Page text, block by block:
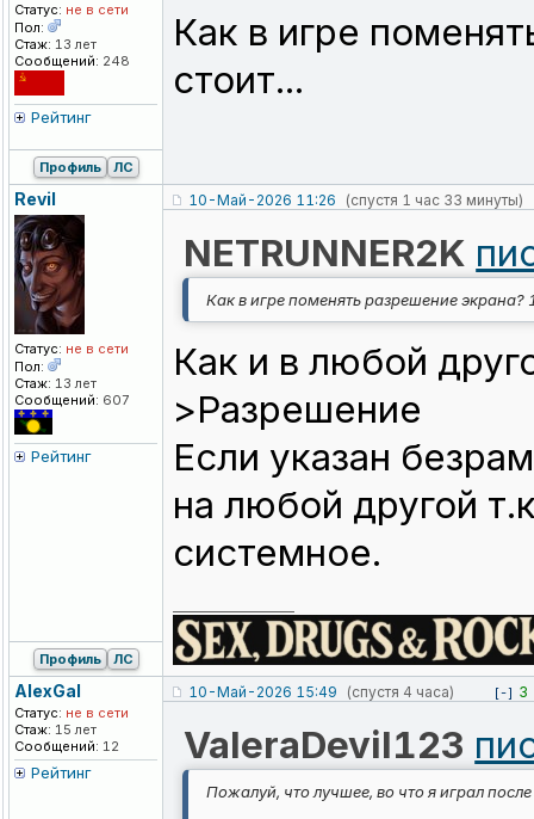
Статус: не в сети
Пол:
Стаж: 13 лет
Сообщений: 248
Рейтинг
Как в игре
стоит...
Профиль ЛС
Revil
Статус: не в сети
Пол:
Стаж: 13 лет
Сообщений: 607
Рейтинг
10-Май-2026 11:26 (спустя 1 час 33 минуты)
NETRUNNER2K
Как в игре поменять разрешение экрана?
Как и в любой
>Разрешение
Если указан
на любой другой
системное.
Профиль ЛС
AlexGal
Статус: не в сети
Стаж: 15 лет
Сообщений: 12
Рейтинг
10-Май-2026 15:49 (спустя 4 часа) [-] 3
ValeraDevil123
Пожалуй, что лучшее, во что я играл